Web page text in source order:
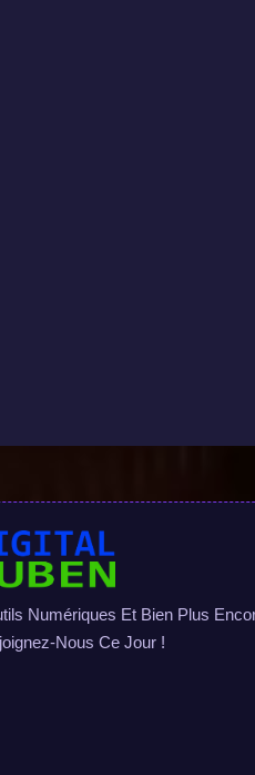
Numériques Et Bien Plus
Nous Ce Jour !